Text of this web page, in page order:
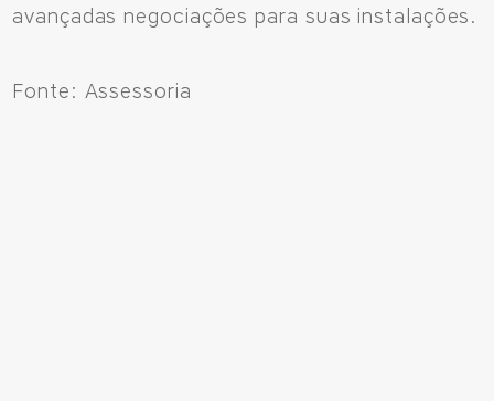
avançadas negociações para suas instalações.
Fonte: Assessoria